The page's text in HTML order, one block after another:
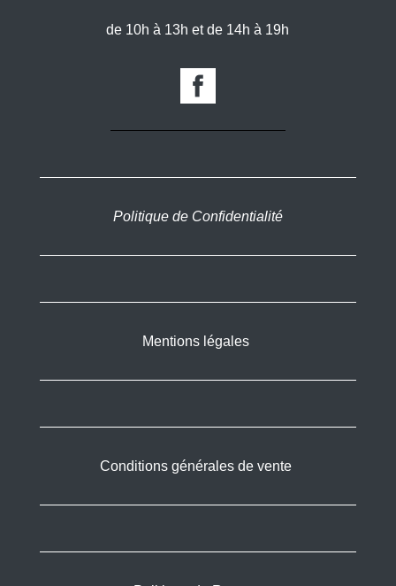
de 10h à 13h et de 14h à 19h
Politique de Confidentialité
Mentions légales
Conditions générales de vente